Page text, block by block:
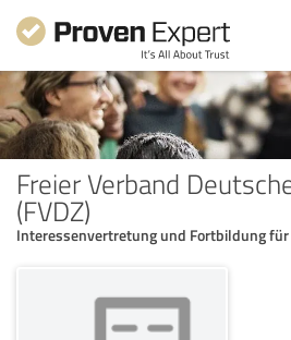
Freier Verband
(FVDZ)
Interessenvertretung und Fortbildung